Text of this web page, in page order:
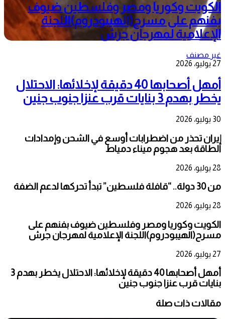
الكويت وكوريا ومصر وفلسطين ضيوف
بفنهم على مسرح(الهيبودروم)اللجنة
الإعلامية لمهرجان جرش
غير مصنف
27 يوليو، 2026
أمهل أصحابها 40 دقيقة لإخلائها: الاحتلال
يخطر بهدم 3 بنايات قرب عنزا جنوب جنين
30 يوليو، 2026
إيران تحذر من اضطرابات أوسع في الشحن وإمدادات
الطاقة بعد هجوم ميناء دمياط
28 يوليو، 2026
من 30 دولة.. “قافلة فلسطين” تبدأ تحركها لدعم الضفة
28 يوليو، 2026
الكويت وكوريا ومصر وفلسطين ضيوف بفنهم على
مسرح(الهيبودروم)اللجنة الإعلامية لمهرجان جرش
27 يوليو، 2026
أمهل أصحابها 40 دقيقة لإخلائها: الاحتلال يخطر بهدم 3
بنايات قرب عنزا جنوب جنين
مقالات ذات صلة